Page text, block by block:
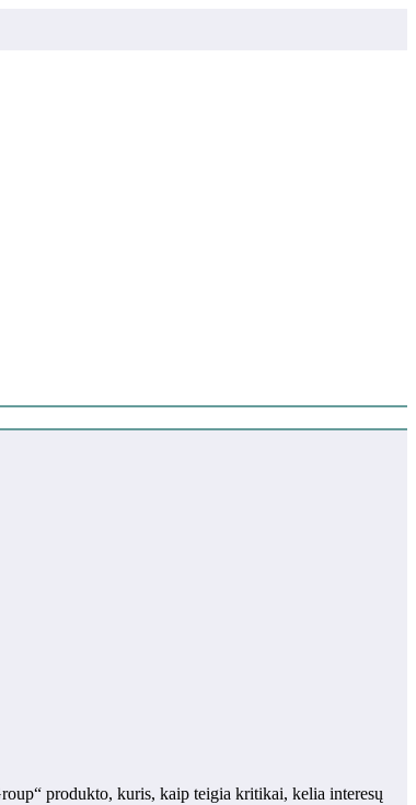
produkto, kuris, kaip teigia kritikai, kelia interesų